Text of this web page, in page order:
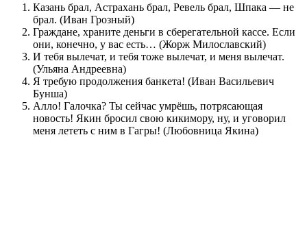
Казань брал, Астрахань брал, Ревель брал, Шпака — не
брал. (Иван Грозный)
Граждане, храните деньги в сберегательной кассе. Если
они, конечно, у вас есть… (Жорж Милославский)
И тебя вылечат, и тебя тоже вылечат, и меня вылечат.
(Ульяна Андреевна)
Я требую продолжения банкета! (Иван Васильевич
Бунша)
Алло! Галочка? Ты сейчас умрёшь, потрясающая
новость! Якин бросил свою кикимору, ну, и уговорил
меня лететь с ним в Гагры! (Любовница Якина)